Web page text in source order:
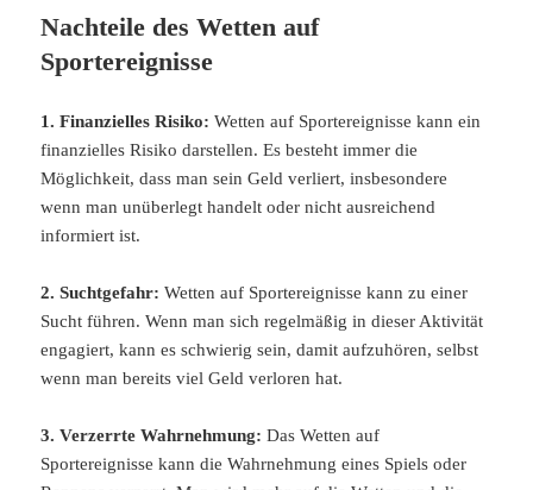
Nachteile des Wetten auf
Sportereignisse
1. Finanzielles Risiko: Wetten auf Sportereignisse kann ein
finanzielles Risiko darstellen. Es besteht immer die
Möglichkeit, dass man sein Geld verliert, insbesondere
wenn man unüberlegt handelt oder nicht ausreichend
informiert ist.
2. Suchtgefahr: Wetten auf Sportereignisse kann zu einer
Sucht führen. Wenn man sich regelmäßig in dieser Aktivität
engagiert, kann es schwierig sein, damit aufzuhören, selbst
wenn man bereits viel Geld verloren hat.
3. Verzerrte Wahrnehmung: Das Wetten auf
Sportereignisse kann die Wahrnehmung eines Spiels oder